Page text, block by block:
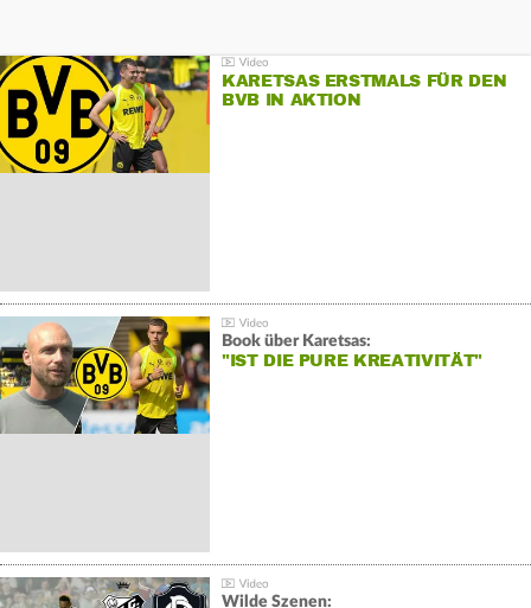
KARETSAS ERSTMALS FÜR DEN
BVB IN AKTION
Book über Karetsas:
"IST DIE PURE KREATIVITÄT"
Wilde Szenen: